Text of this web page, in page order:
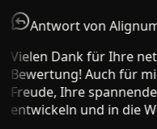
Antwort von Alignum
Vielen Dank für Ihre
Bewertung! Auch für
Freude, Ihre
entwickeln und in die